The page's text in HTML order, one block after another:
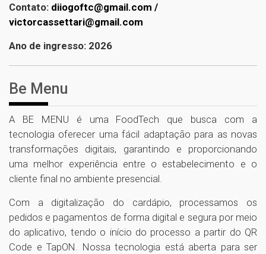
Contato: diiogoftc@gmail.com /
victorcassettari@gmail.com
Ano de ingresso: 2026
Be Menu
A BE MENU é uma FoodTech que busca com a
tecnologia oferecer uma fácil adaptação para as novas
transformações digitais, garantindo e proporcionando
uma melhor experiência entre o estabelecimento e o
cliente final no ambiente presencial.
Com a digitalização do cardápio, processamos os
pedidos e pagamentos de forma digital e segura por meio
do aplicativo, tendo o início do processo a partir do QR
Code e TapON. Nossa tecnologia está aberta para ser